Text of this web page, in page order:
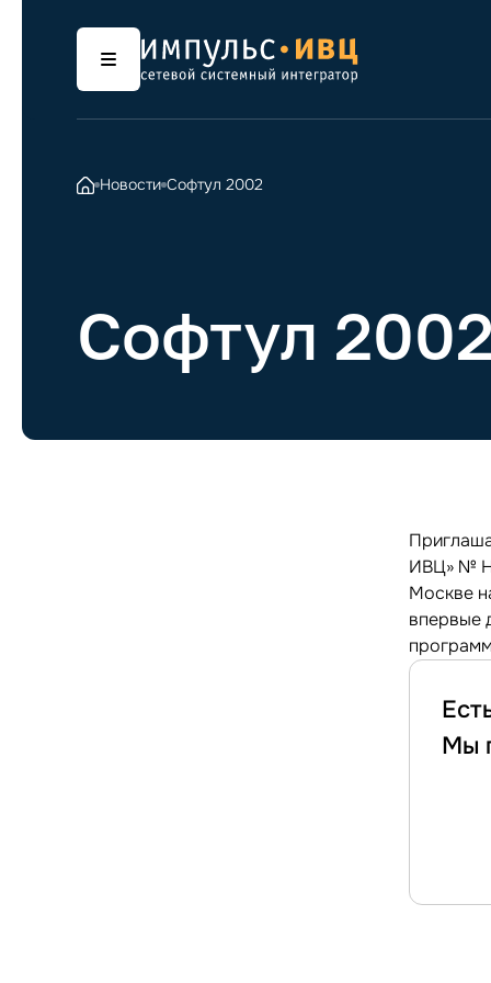
Новости Софтул 2002
Софтул 2002
ИВЦ» №
Москве
впервые
Мы